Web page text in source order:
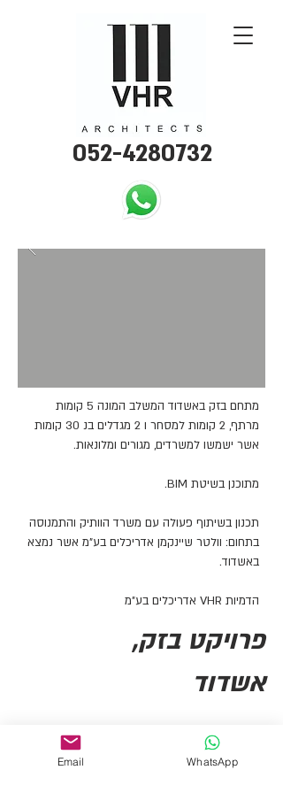
052-4280732
מתחם בזק באשדוד המשלב המונה 5 קומות
מרתף, 2 קומות למסחר ו 2 מגדלים בנ 30 קומות
אשר ישמשו למשרדים, מגורים ומלונאות.
מתוכנן בשיטת BIM.
תכנון בשיתוף פעולה עם משרד הוותיק והתמנוסה
בתחום: וולטר שיינקמן אדריכלים בע"מ אשר נמצא
באשדוד.
הדמיות VHR אדריכלים בע"מ
פרויקט בזק,
אשדוד
Email WhatsApp